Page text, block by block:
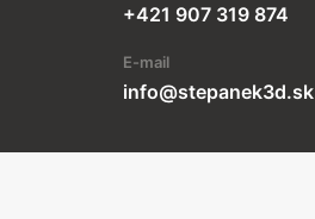
+421 907 319 874
E-mail
info@stepanek3d.sk